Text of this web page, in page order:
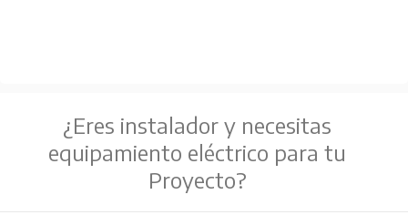
¿Eres instalador y necesitas
equipamiento eléctrico para tu
Proyecto?